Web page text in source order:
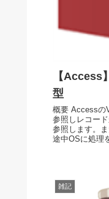
【Access
型
概要 Accessの
参照しレコー
参照します。
途中OSに処理
雑記